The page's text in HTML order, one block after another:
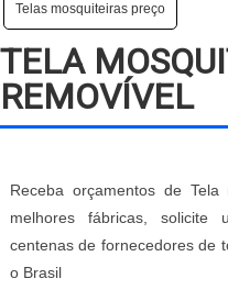
Telas mosquiteiras preço
TELA
REMOVÍVEL
Receba orçamentos de
melhores fábricas, solicite
centenas de fornecedores de
o Brasil